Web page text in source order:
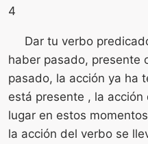
4
Dar tu verbo
haber pasado, presente
pasado, la acción ya ha
está presente , la
lugar en estos
la acción del verbo se